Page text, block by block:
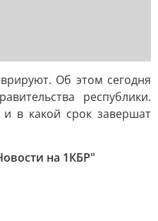
Об этом сегодня
республики.
в какой срок завершат
на 1КБР"